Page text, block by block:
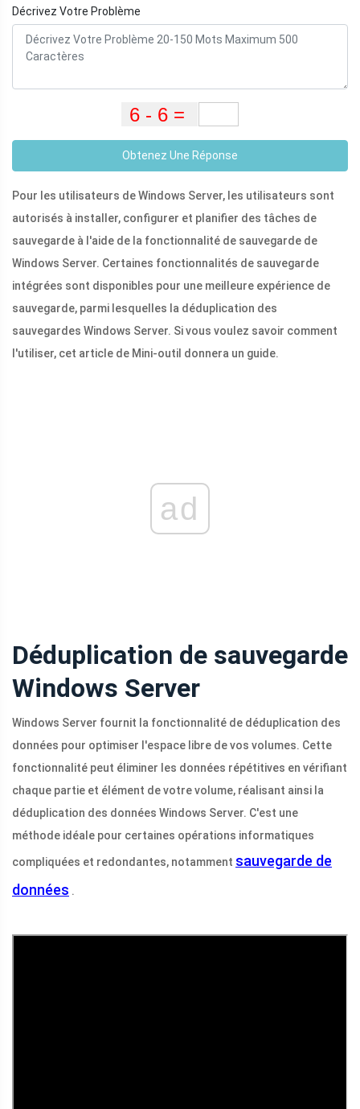
Décrivez Votre Problème
Obtenez Une Réponse
Pour les utilisateurs de Windows Server, les utilisateurs sont
autorisés à installer, configurer et planifier des tâches de
sauvegarde à l'aide de la fonctionnalité de sauvegarde de
Windows Server. Certaines fonctionnalités de sauvegarde
intégrées sont disponibles pour une meilleure expérience de
sauvegarde, parmi lesquelles la déduplication des
sauvegardes Windows Server. Si vous voulez savoir comment
l'utiliser, cet article de Mini-outil donnera un guide.
ad
Déduplication de sauvegarde
Windows Server
Windows Server fournit la fonctionnalité de déduplication des
données pour optimiser l'espace libre de vos volumes. Cette
fonctionnalité peut éliminer les données répétitives en vérifiant
chaque partie et élément de votre volume, réalisant ainsi la
déduplication des données Windows Server. C'est une
méthode idéale pour certaines opérations informatiques
compliquées et redondantes, notamment sauvegarde de
données .